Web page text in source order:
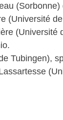
(Université
Tubingen),